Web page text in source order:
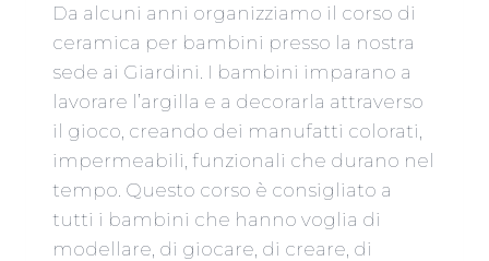
Da alcuni anni organizziamo il corso di
ceramica per bambini presso la nostra
sede ai Giardini. I bambini imparano a
lavorare l’argilla e a decorarla attraverso
il gioco, creando dei manufatti colorati,
impermeabili, funzionali che durano nel
tempo. Questo corso è consigliato a
tutti i bambini che hanno voglia di
modellare, di giocare, di creare, di